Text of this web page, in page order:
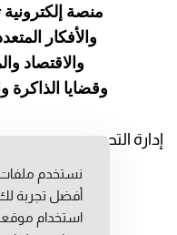
منصة
والأفكار
والاقتصاد
وقضايا الذاكرة
إدارة التحرير
رئيس
رئيس
مديرة
نستخدم ملفات
أفضل تجربة
استخدام